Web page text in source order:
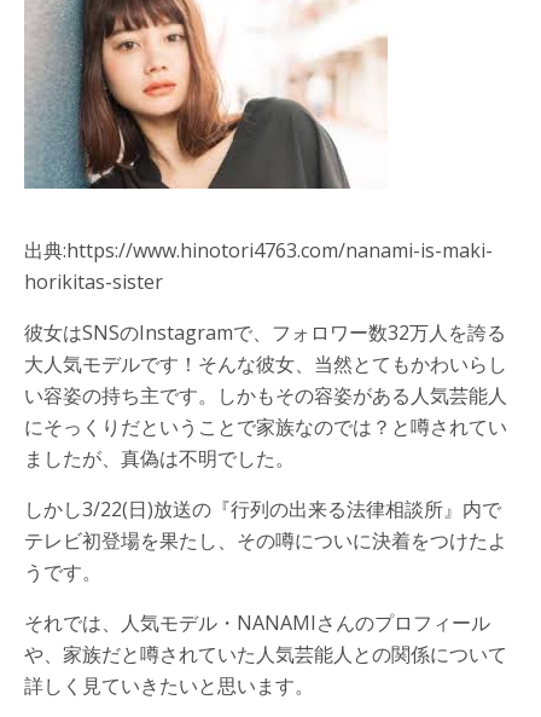
出典:https://www.hinotori4763.com/nanami-is-maki-
horikitas-sister
彼女はSNSのInstagramで、フォロワー数32万人を誇る
大人気モデルです！そんな彼女、当然とてもかわいらし
い容姿の持ち主です。しかもその容姿がある人気芸能人
にそっくりだということで家族なのでは？と噂されてい
ましたが、真偽は不明でした。
しかし3/22(日)放送の『行列の出来る法律相談所』内で
テレビ初登場を果たし、その噂についに決着をつけたよ
うです。
それでは、人気モデル・NANAMIさんのプロフィール
や、家族だと噂されていた人気芸能人との関係について
詳しく見ていきたいと思います。